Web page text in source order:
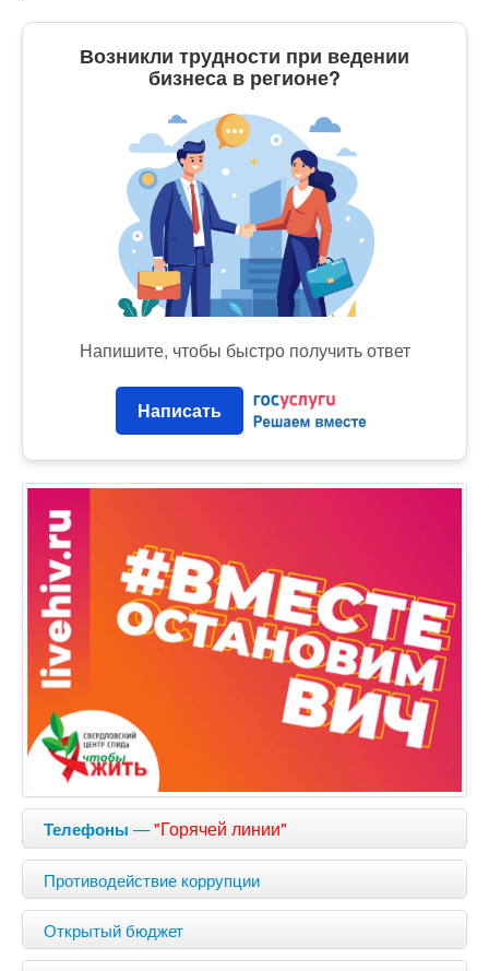
Возникли трудности при ведении
бизнеса в регионе?
Напишите, чтобы быстро получить ответ
Написать
Телефоны —"Горячей линии"
Противодействие коррупции
Открытый бюджет